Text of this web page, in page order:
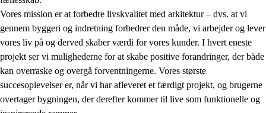
Vores mission er at forbedre livskvalitet med arkitektur – dvs. at vi
gennem byggeri og indretning forbedrer den måde, vi arbejder og lever
vores liv på og derved skaber værdi for vores kunder. I hvert eneste
projekt ser vi mulighederne for at skabe positive forandringer, der både
kan overraske og overgå forventningerne. Vores største
succesoplevelser er, når vi har afleveret et færdigt projekt, og brugerne
overtager bygningen, der derefter kommer til live som funktionelle og